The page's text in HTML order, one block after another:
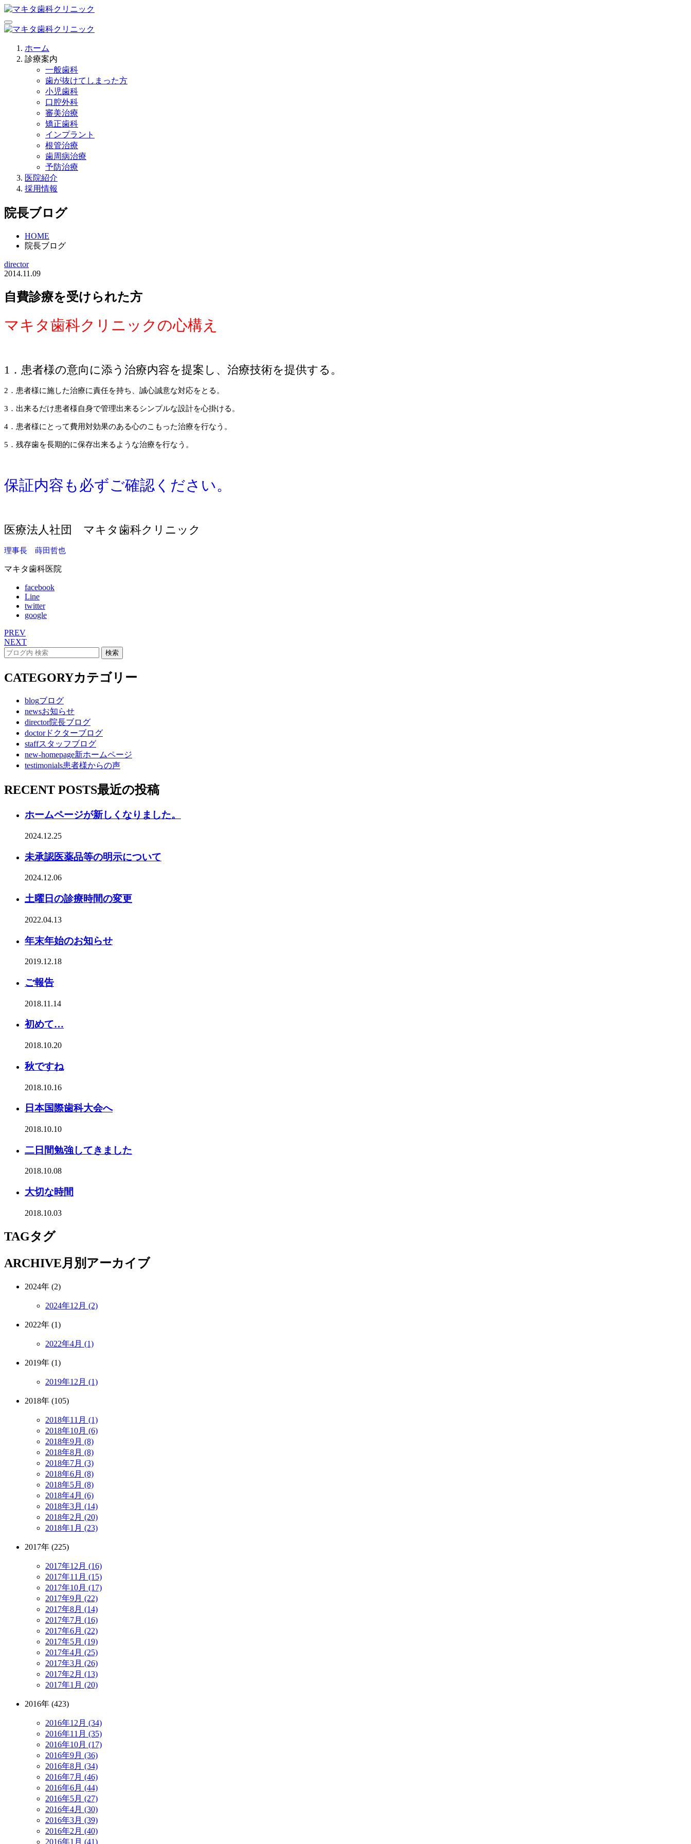
ホーム
診療案内
一般歯科
歯が抜けてしまった方
小児歯科
口腔外科
審美治療
矯正歯科
インプラント
根管治療
歯周病治療
予防治療
医院紹介
採用情報
院長ブログ
HOME
院長ブログ
director
2014.11.09
自費診療を受けられた方
マキタ歯科クリニックの心構え
1．患者様の意向に添う治療内容を提案し、治療技術を提供する。
2．患者様に施した治療に責任を持ち、誠心誠意な対応をとる。
3．出来るだけ患者様自身で管理出来るシンプルな設計を心掛ける。
4．患者様にとって費用対効果のある心のこもった治療を行なう。
5．残存歯を長期的に保存出来るような治療を行なう。
保証内容も必ずご確認ください。
医療法人社団 マキタ歯科クリニック
理事長 蒔田哲也
マキタ歯科医院
facebook
Line
twitter
google
PREV
NEXT
CATEGORYカテゴリー
blogブログ
newsお知らせ
director院長ブログ
doctorドクターブログ
staffスタッフブログ
new-homepage新ホームページ
testimonials患者様からの声
RECENT POSTS最近の投稿
ホームページが新しくなりました。
2024.12.25
未承認医薬品等の明示について
2024.12.06
土曜日の診療時間の変更
2022.04.13
年末年始のお知らせ
2019.12.18
ご報告
2018.11.14
初めて…
2018.10.20
秋ですね
2018.10.16
日本国際歯科大会へ
2018.10.10
二日間勉強してきました
2018.10.08
大切な時間
2018.10.03
TAGタグ
ARCHIVE月別アーカイブ
2024年 (2)
2024年12月 (2)
2022年 (1)
2022年4月 (1)
2019年 (1)
2019年12月 (1)
2018年 (105)
2018年11月 (1)
2018年10月 (6)
2018年9月 (8)
2018年8月 (8)
2018年7月 (3)
2018年6月 (8)
2018年5月 (8)
2018年4月 (6)
2018年3月 (14)
2018年2月 (20)
2018年1月 (23)
2017年 (225)
2017年12月 (16)
2017年11月 (15)
2017年10月 (17)
2017年9月 (22)
2017年8月 (14)
2017年7月 (16)
2017年6月 (22)
2017年5月 (19)
2017年4月 (25)
2017年3月 (26)
2017年2月 (13)
2017年1月 (20)
2016年 (423)
2016年12月 (34)
2016年11月 (35)
2016年10月 (17)
2016年9月 (36)
2016年8月 (34)
2016年7月 (46)
2016年6月 (44)
2016年5月 (27)
2016年4月 (30)
2016年3月 (39)
2016年2月 (40)
2016年1月 (41)